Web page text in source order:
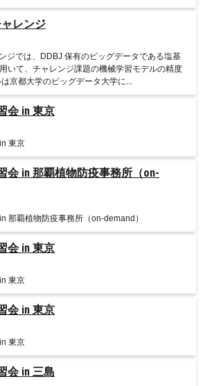
会 in 三島
会 in 東京
東京
会 in 東京
東京
会 in 那覇植物防疫事務所（on-
那覇植物防疫事務所（on-demand）
会 in 東京
東京
ャレンジ
ジでは、DDBJ 保有のビッグデータである塩基
いて、チャレンジ課題の機械学習モデルの精度
京都大学のビッグデータ大学に...